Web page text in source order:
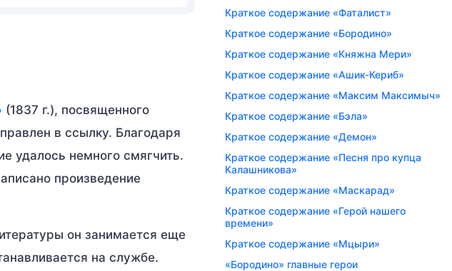
(1837 г.), посвященного
в ссылку. Благодаря
удалось немного смягчить.
произведение
он занимается еще
на службе.
Краткое содержание «Фаталист»
Краткое содержание «Бородино»
Краткое содержание «Княжна Мери»
Краткое содержание «Ашик-Кериб»
Краткое содержание «Максим Максимыч»
Краткое содержание «Бэла»
Краткое содержание «Демон»
Краткое содержание «Песня про купца
Калашникова»
Краткое содержание «Маскарад»
Краткое содержание «Герой нашего
времени»
Краткое содержание «Мцыри»
«Бородино» главные герои